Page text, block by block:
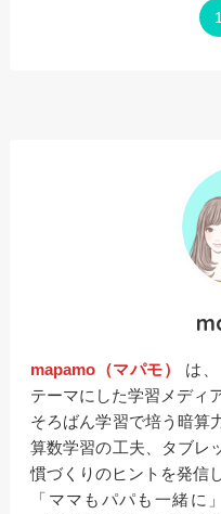
mapamo（マパモ） は
テーマにした学習メディ
そろばん学習で培う暗算
算数学習の工夫、タブレ
慣づくりのヒントを発信
「ママもパパも一緒に